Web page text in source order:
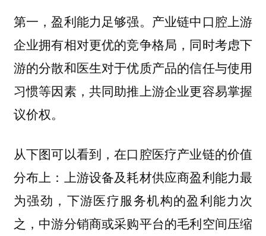
第一，盈利能力足够强。产业链中口腔上游
企业拥有相对更优的竞争格局，同时考虑下
游的分散和医生对于优质产品的信任与使用
习惯等因素，共同助推上游企业更容易掌握
议价权。
从下图可以看到，在口腔医疗产业链的价值
分布上：上游设备及耗材供应商盈利能力最
为强劲，下游医疗服务机构的盈利能力次
之，中游分销商或采购平台的毛利空间压缩